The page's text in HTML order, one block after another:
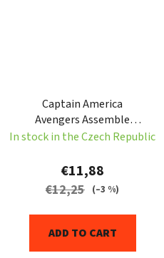
Captain America
Avengers Assemble
Maske - Child
In stock in the Czech Republic
€11,88
€12,25 (–3 %)
ADD TO CART